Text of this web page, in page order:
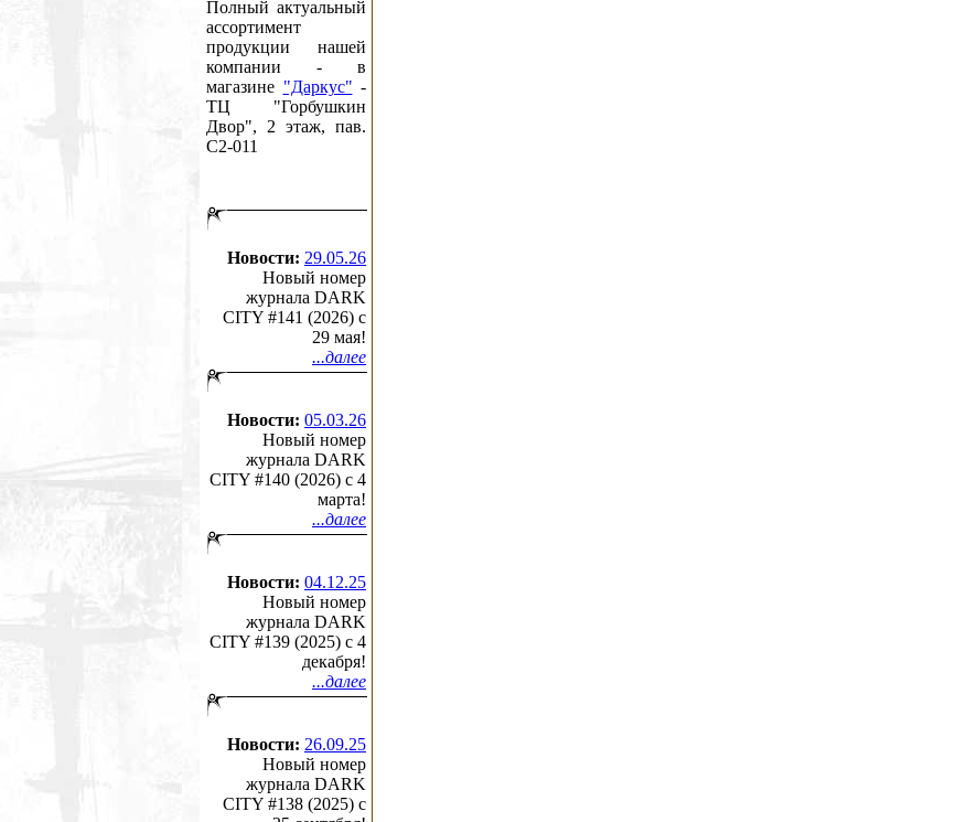
Полный актуальный
ассортимент
продукции нашей
компании - в
магазине "Даркус" -
ТЦ "Горбушкин
Двор", 2 этаж, пав.
C2-011
Новости: 29.05.26
Новый номер
журнала DARK
CITY #141 (2026) c
29 мая!
...далее
Новости: 05.03.26
Новый номер
журнала DARK
CITY #140 (2026) c 4
марта!
...далее
Новости: 04.12.25
Новый номер
журнала DARK
CITY #139 (2025) c 4
декабря!
...далее
Новости: 26.09.25
Новый номер
журнала DARK
CITY #138 (2025) c